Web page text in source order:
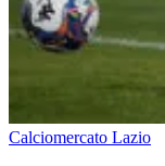
Calciomercato Lazio